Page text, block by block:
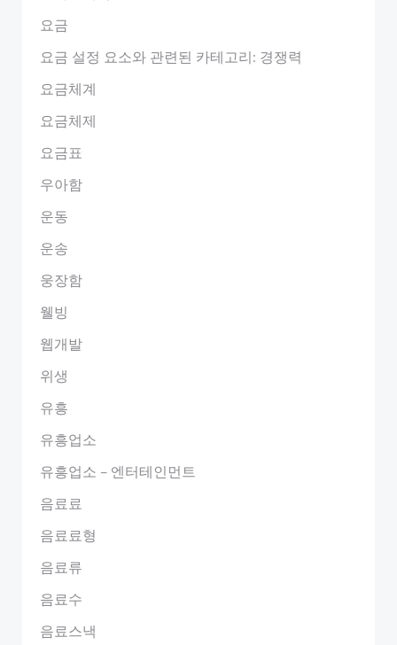
요금
요금 설정 요소와 관련된 카테고리: 경쟁력
요금체계
요금체제
요금표
우아함
운동
운송
웅장함
웰빙
웹개발
위생
유흥
유흥업소
유흥업소 – 엔터테인먼트
음료료
음료료형
음료류
음료수
음료스낵